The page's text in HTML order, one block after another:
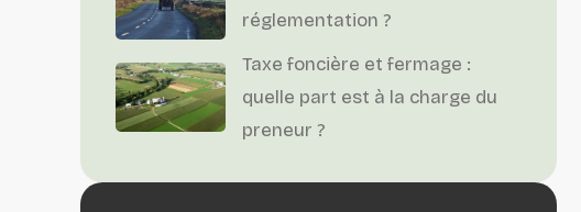
réglementation ?
Taxe foncière et fermage :
quelle part est à la charge du
preneur ?